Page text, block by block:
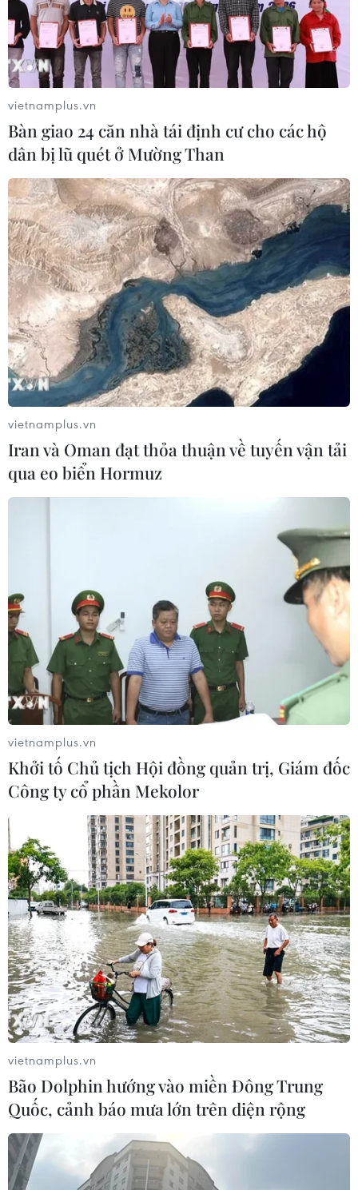
TIN CÙNG CHUYÊN MỤC
Đoàn Việt Nam bất ngờ giành lại vị trí
thứ 3 tại SEA Games 29
Việt Nam bất ngờ mất vị trí thứ 3 SEA
Games 29 vào tay Singapore
27/10/2017 08:02
4 đối tượng liên quan âm mưu khủng
bố SEA Games 29 bị kết tội
26/09/2017 06:26
SEA Games 29: Một VĐV giành huy
chương bị phát hiện dùng doping
05/09/2017 22:51
Malaysia đập tan âm mưu khủng bố
nhằm vào lễ bế mạc SEA Games 29
05/09/2017 14:01
vietnamplus.vn
Bàn giao 24 căn nhà tái định cư cho các hộ
dân bị lũ quét ở Mường Than
vietnamplus.vn
Iran và Oman đạt thỏa thuận về tuyến vận tải
qua eo biển Hormuz
vietnamplus.vn
Khởi tố Chủ tịch Hội đồng quản trị, Giám đốc
Công ty cổ phần Mekolor
vietnamplus.vn
Bão Dolphin hướng vào miền Đông Trung
Quốc, cảnh báo mưa lớn trên diện rộng